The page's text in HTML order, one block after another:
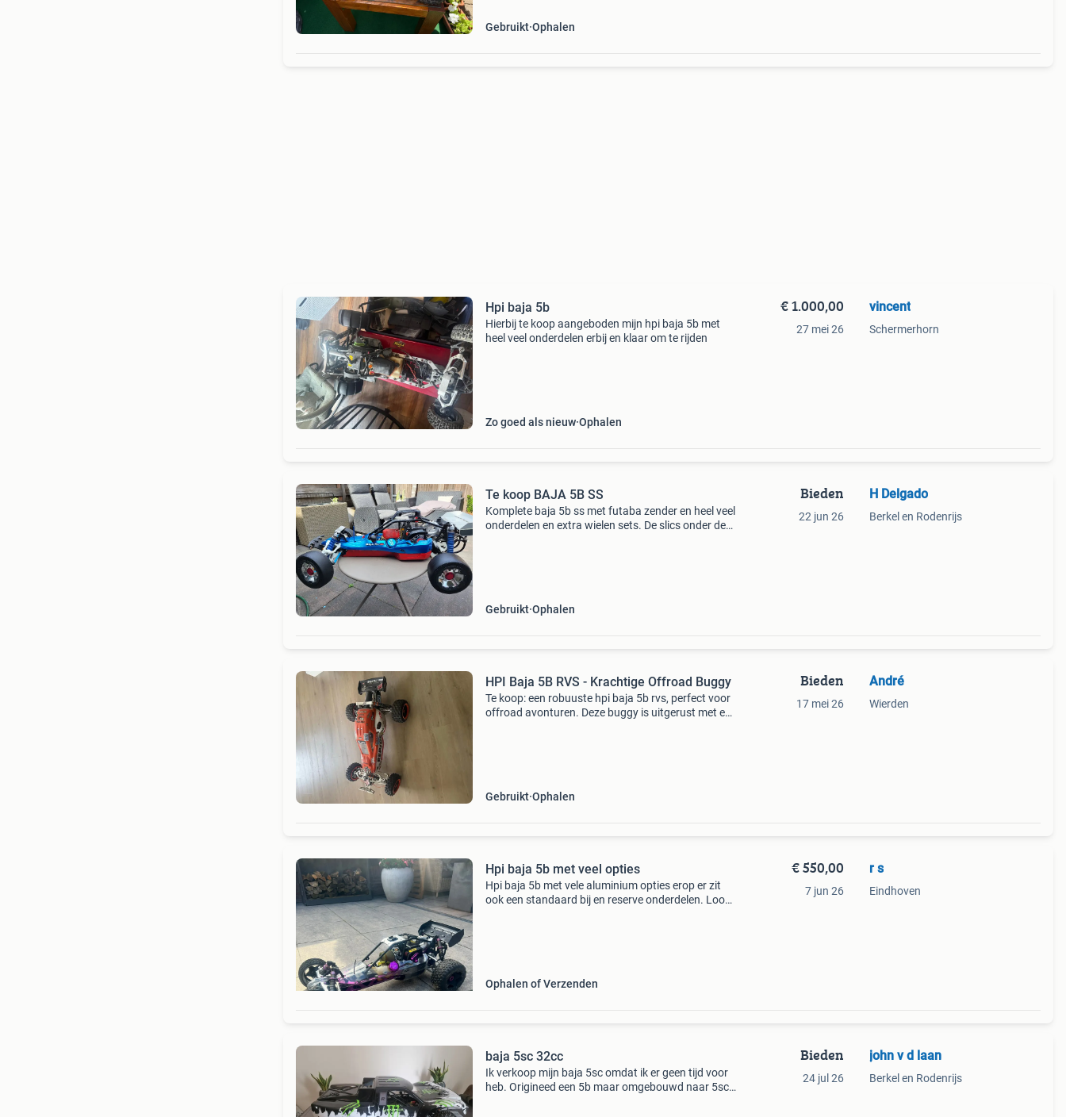
Gebruikt Ophalen
Hpi baja 5b
Hierbij te koop aangeboden mijn hpi baja 5b met
heel veel onderdelen erbij en klaar om te rijden
Zo goed als nieuw Ophalen
€ 1.000,00
27 mei 26
vincent
Schermerhorn
Te koop BAJA 5B SS
Komplete baja 5b ss met futaba zender en heel veel
onderdelen en extra wielen sets. De slics onder de
Gebruikt Ophalen
Bieden
22 jun 26
H Delgado
Berkel en Rodenrijs
HPI Baja 5B RVS - Krachtige Offroad Buggy
Te koop: een robuuste hpi baja 5b rvs, perfect voor
offroad avonturen. Deze buggy is uitgerust met een
Gebruikt Ophalen
Bieden
17 mei 26
André
Wierden
Hpi baja 5b met veel opties
Hpi baja 5b met vele aluminium opties erop er zit
ook een standaard bij en reserve onderdelen. Loopt
Ophalen of Verzenden
€ 550,00
7 jun 26
r s
Eindhoven
baja 5sc 32cc
Ik verkoop mijn baja 5sc omdat ik er geen tijd voor
heb. Origineed een 5b maar omgebouwd naar 5sc.
Bieden
24 jul 26
john v d laan
Berkel en Rodenrijs